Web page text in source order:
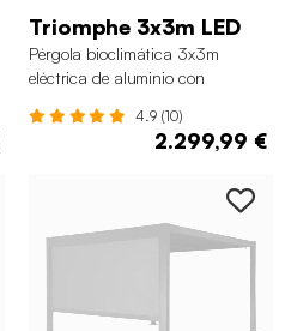
Triomphe 3x3m LED
Pérgola bioclimática 3x3m
eléctrica de aluminio con
4.9 (10)
2.299,99 €